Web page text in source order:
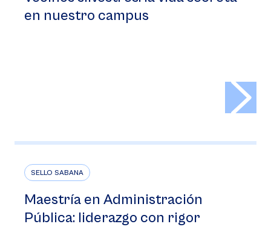
en nuestro campus
SELLO SABANA
Maestría en Administración
Pública: liderazgo con rigor